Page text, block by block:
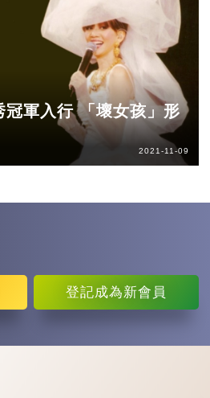
冠軍入行 「壞女孩」形
2021-11-09
登記成為新會員